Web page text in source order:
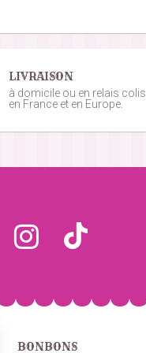
du 01/06/2026
LIVRAISON
à domicile ou en relais colis,
en France et en Europe.
BONBONS